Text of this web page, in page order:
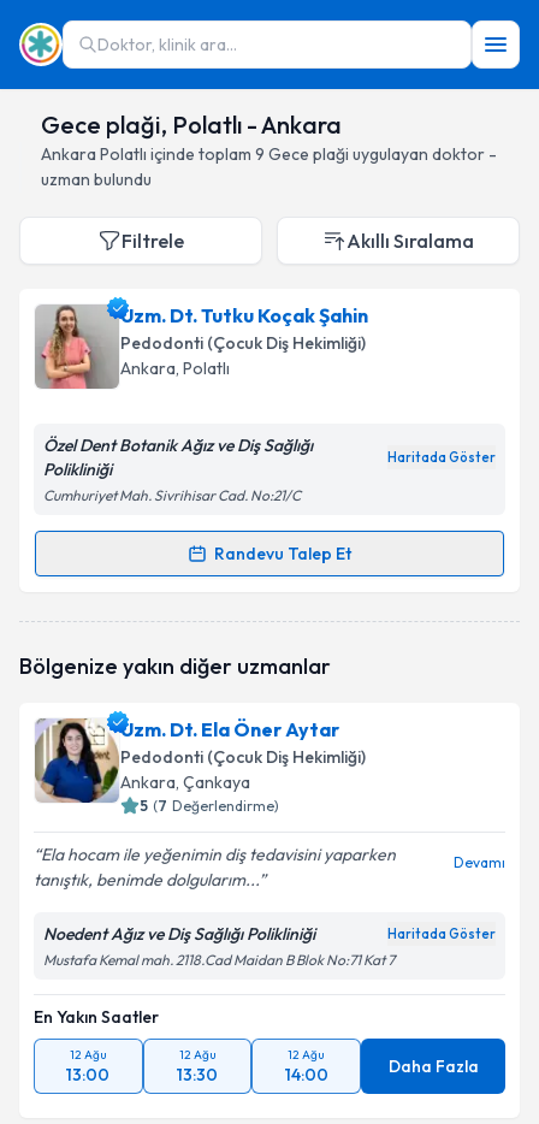
Doktor, klinik ara...
Gece plaği, Polatlı - Ankara
Ankara Polatlı içinde toplam 9 Gece plaği uygulayan doktor -
uzman bulundu
Filtrele Akıllı Sıralama
Uzm. Dt. Tutku Koçak Şahin
Pedodonti (Çocuk Diş Hekimliği)
Ankara, Polatlı
Özel Dent Botanik Ağız ve Diş Sağlığı
Polikliniği
Haritada Göster
Cumhuriyet Mah. Sivrihisar Cad. No:21/C
Randevu Talep Et
Randevu Takvimi Talebi
talebi oluşturun. Size bu uzmandan randevu almanız
bilgilendireceğiz.
E-posta Adresiniz
Kişisel verilerimin işlenmesine ilişkin
kapsamda işlenmesini kabul ediyorum.
Bölgenize yakın diğer uzmanlar
Uzm. Dt. Ela Öner Aytar
Pedodonti (Çocuk Diş Hekimliği)
Ankara, Çankaya
5 (7 Değerlendirme)
Ela hocam ile yeğenimin diş tedavisini yaparken
tanıştık, benimde dolgularım...
Devamı
Noedent Ağız ve Diş Sağlığı Polikliniği Haritada Göster
Mustafa Kemal mah. 2118.Cad Maidan B Blok No:71 Kat 7
En Yakın Saatler
12 Ağu
13:00
12 Ağu
13:30
12 Ağu
14:00 Daha Fazla